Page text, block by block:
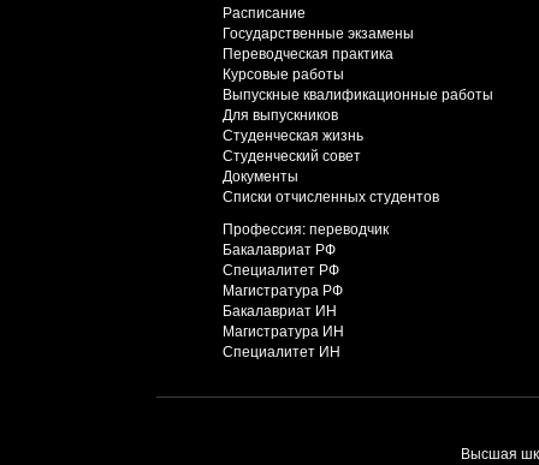
Расписание
Государственные экзамены
Переводческая практика
Курсовые работы
Выпускные квалификационные работы
Для выпускников
Студенческая жизнь
Студенческий совет
Документы
Списки отчисленных студентов
Профессия: переводчик
Бакалавриат РФ
Специалитет РФ
Магистратура РФ
Бакалавриат ИН
Магистратура ИН
Специалитет ИН
Высшая